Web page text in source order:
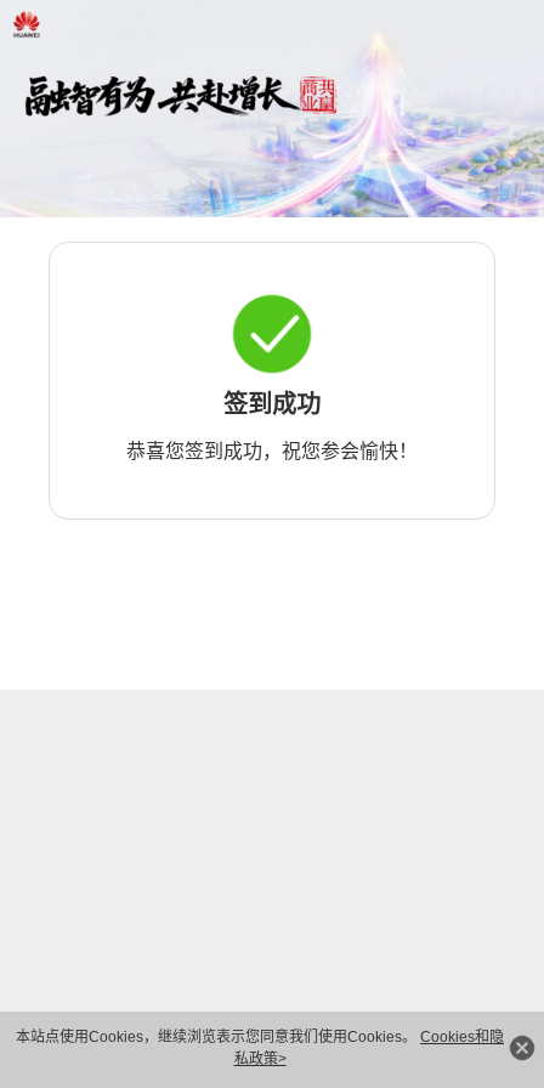
本站点使用Cookies，继续浏览表示您同意我们使用Cookies。 Cookies和隐
私政策>
签到成功
恭喜您签到成功，祝您参会愉快！